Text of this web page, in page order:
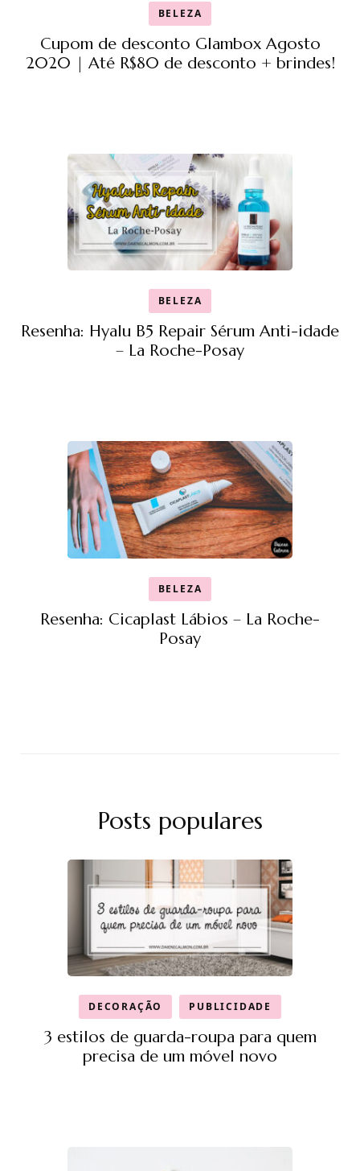
BELEZA
Cupom de desconto Glambox Agosto
2020 | Até R$80 de desconto + brindes!
BELEZA
Resenha: Hyalu B5 Repair Sérum Anti-idade
– La Roche-Posay
BELEZA
Resenha: Cicaplast Lábios – La Roche-
Posay
Posts populares
DECORAÇÃO PUBLICIDADE
3 estilos de guarda-roupa para quem
precisa de um móvel novo